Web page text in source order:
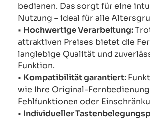
bedienen. Das sorgt für eine
Nutzung – ideal für alle
• Hochwertige Verarbeitung:
attraktiven Preises bietet die
langlebige Qualität und
Funktion.
• Kompatibilität garantiert:
wie Ihre Original-Fernbedienung
Fehlfunktionen oder
• Individueller